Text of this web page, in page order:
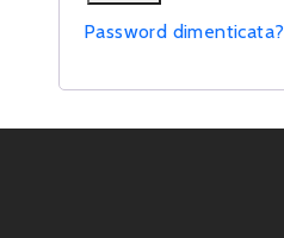
Password dimenticata?